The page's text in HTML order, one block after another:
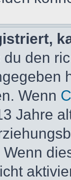
den
Wenn
Jahre